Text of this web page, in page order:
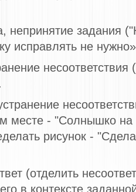
непринятие задания
исправлять не
несоответствия
месте - "Солнышко
рисунок -
(отделить
в контексте